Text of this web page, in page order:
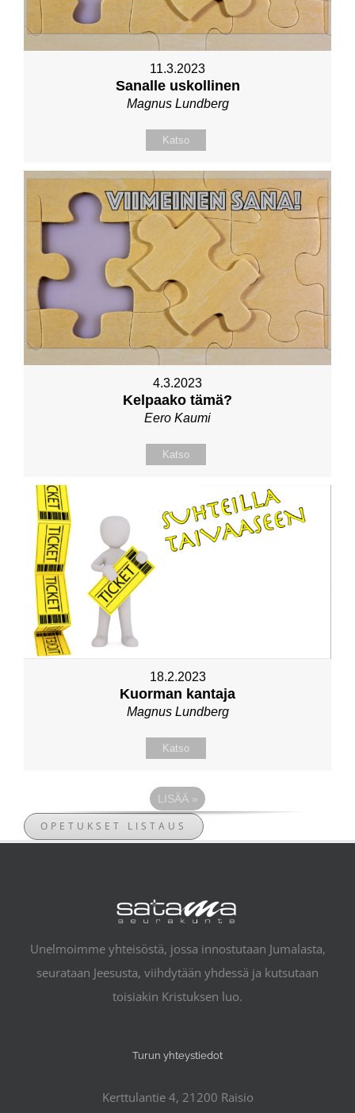
11.3.2023
Sanalle uskollinen
Magnus Lundberg
Katso
4.3.2023
Kelpaako tämä?
Eero Kaumi
Katso
18.2.2023
Kuorman kantaja
Magnus Lundberg
Katso
LISÄÄ »
OPETUKSET LISTAUS
Unelmoimme yhteisöstä, jossa innostutaan Jumalasta,
seurataan Jeesusta, viihdytään yhdessä ja kutsutaan
toisiakin Kristuksen luo.
Turun yhteystiedot
Kerttulantie 4, 21200 Raisio